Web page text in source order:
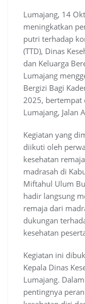
Lumajang, 14
meningkatkan
putri terhadap
(TTD), Dinas
dan Keluarga
Lumajang
Bergizi Bagi
2025, bertempat
Lumajang, Jalan
Kegiatan yang
diikuti oleh
kesehatan
madrasah di
Miftahul Ulum
hadir langsung
remaja dari
dukungan
kesehatan
Kegiatan ini
Kepala Dinas
Lumajang.
pentingnya